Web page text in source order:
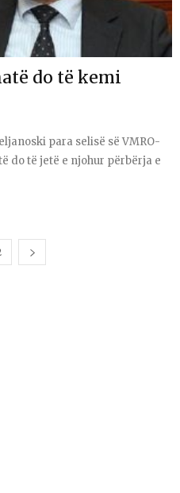
do të kemi
para selisë së VMRO-
do të jetë e njohur përbërja e